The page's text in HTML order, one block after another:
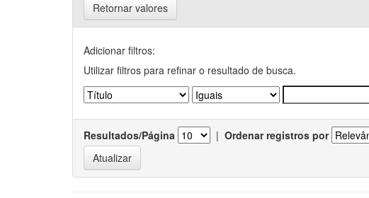
Retornar valores
Adicionar filtros:
Utilizar filtros para refinar o resultado de busca.
Resultados/Página | Ordenar registros por